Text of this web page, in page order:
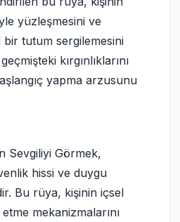
yüzleşmesini ve
bir tutum sergilemesini
kırgınlıklarını
yapma arzusunu
Sevgiliyi Görmek,
hissi ve duygu
Bu rüya, kişinin içsel
mekanizmalarını